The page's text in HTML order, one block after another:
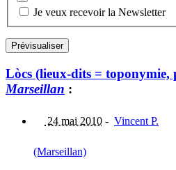
Je veux recevoir la Newsletter
Lòcs (lieux-dits = toponymie,
Marseillan :
24 mai 2010 - Vincent P.
(Marseillan)